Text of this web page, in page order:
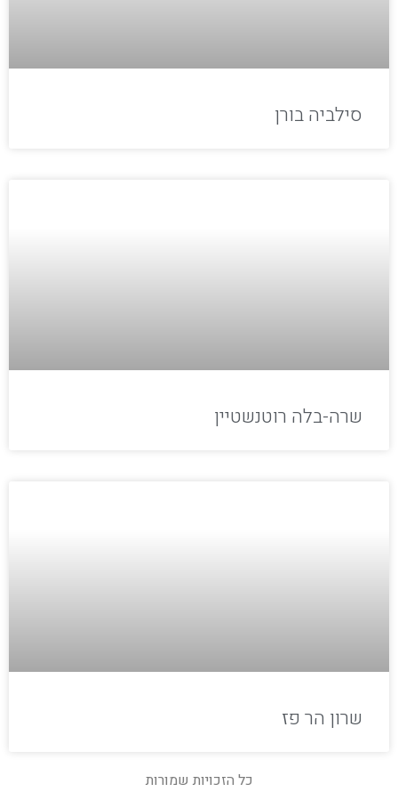
סילביה בורן
שרה-בלה רוטנשטיין
שרון הר פז
כל הזכויות שמורות